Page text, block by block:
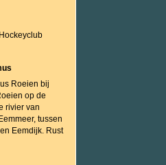
Roeien bij
op de
rivier van
tussen
Eemdijk. Rust